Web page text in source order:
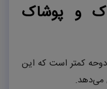
و پوشاک
کمتر است که این
می‌دهد.